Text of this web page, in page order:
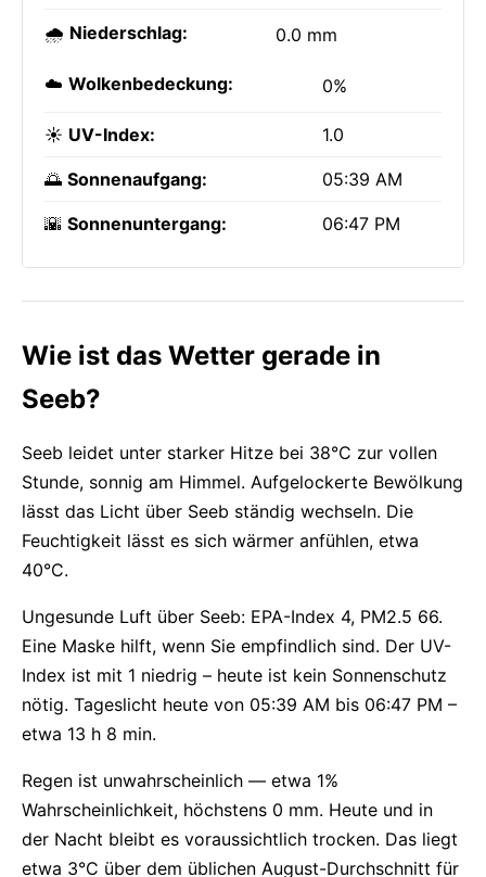
🌧️ Niederschlag: 0.0 mm
☁️ Wolkenbedeckung: 0%
☀️ UV-Index: 1.0
🌅 Sonnenaufgang: 05:39 AM
🌇 Sonnenuntergang: 06:47 PM
Wie ist das Wetter gerade in
Seeb?
Seeb leidet unter starker Hitze bei 38°C zur vollen
Stunde, sonnig am Himmel. Aufgelockerte Bewölkung
lässt das Licht über Seeb ständig wechseln. Die
Feuchtigkeit lässt es sich wärmer anfühlen, etwa
40°C.
Ungesunde Luft über Seeb: EPA-Index 4, PM2.5 66.
Eine Maske hilft, wenn Sie empfindlich sind. Der UV-
Index ist mit 1 niedrig – heute ist kein Sonnenschutz
nötig. Tageslicht heute von 05:39 AM bis 06:47 PM –
etwa 13 h 8 min.
Regen ist unwahrscheinlich — etwa 1%
Wahrscheinlichkeit, höchstens 0 mm. Heute und in
der Nacht bleibt es voraussichtlich trocken. Das liegt
etwa 3°C über dem üblichen August-Durchschnitt für